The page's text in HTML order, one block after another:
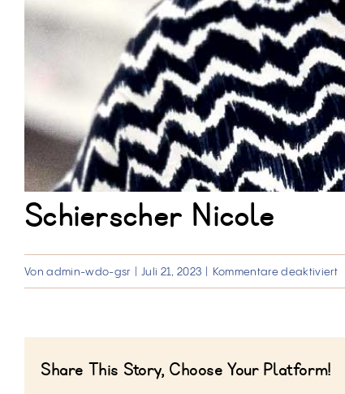
Schierscher Nicole
Vonadmin-wdo-gsr Juli 21, 2023 Kommentare deaktiviertfür
Share This Story, Choose Your Platform!